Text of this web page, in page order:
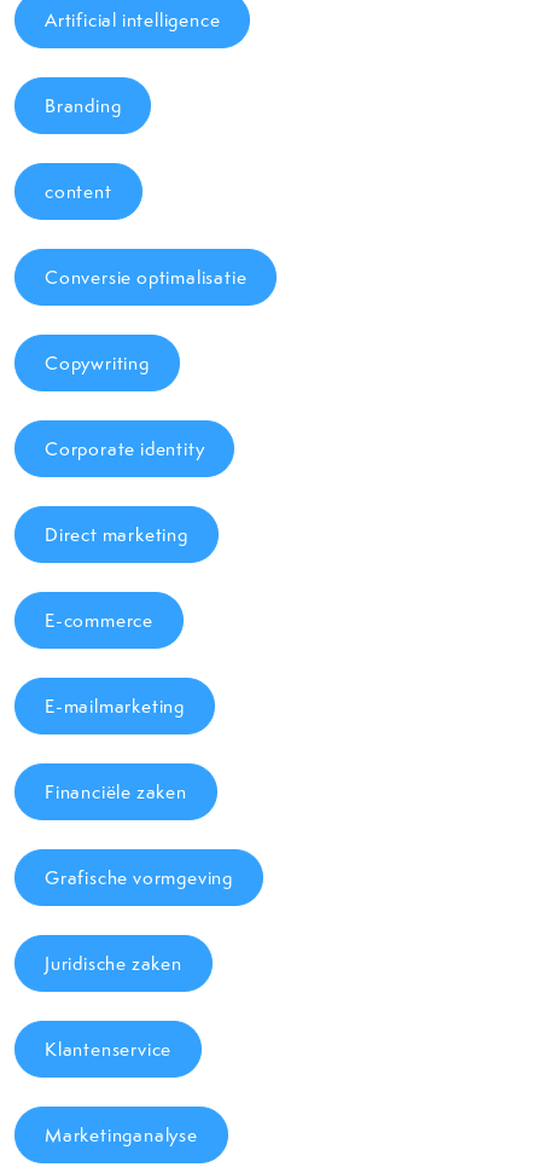
Artificial intelligence
Branding
content
Conversie optimalisatie
Copywriting
Corporate identity
Direct marketing
E-commerce
E-mailmarketing
Financiële zaken
Grafische vormgeving
Juridische zaken
Klantenservice
Marketinganalyse